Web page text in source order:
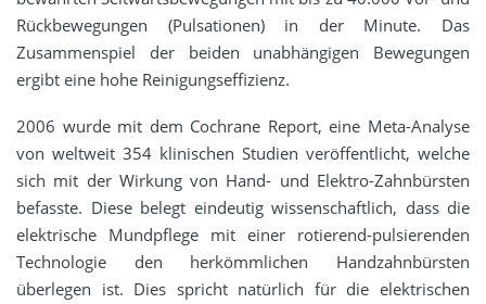
Rückbewegungen (Pulsationen) in der Minute. Das
Zusammenspiel der beiden unabhängigen Bewegungen
ergibt eine hohe Reinigungseffizienz.
2006 wurde mit dem Cochrane Report, eine Meta-Analyse
von weltweit 354 klinischen Studien veröffentlicht, welche
sich mit der Wirkung von Hand- und Elektro-Zahnbürsten
befasste. Diese belegt eindeutig wissenschaftlich, dass die
elektrische Mundpflege mit einer rotierend-pulsierenden
Technologie den herkömmlichen Handzahnbürsten
überlegen ist. Dies spricht natürlich für die elektrischen